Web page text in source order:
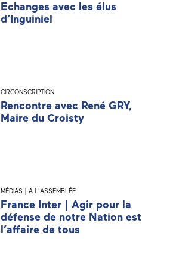
Echanges avec les élus
d’Inguiniel
CIRCONSCRIPTION
Rencontre avec René GRY,
Maire du Croisty
MÉDIAS | A L'ASSEMBLÉE
France Inter | Agir pour la
défense de notre Nation est
l’affaire de tous